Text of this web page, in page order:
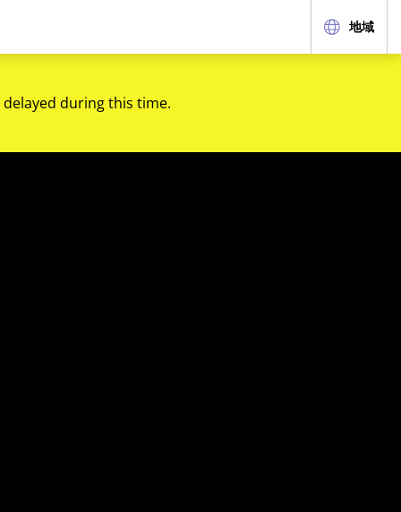
地域
during this time.